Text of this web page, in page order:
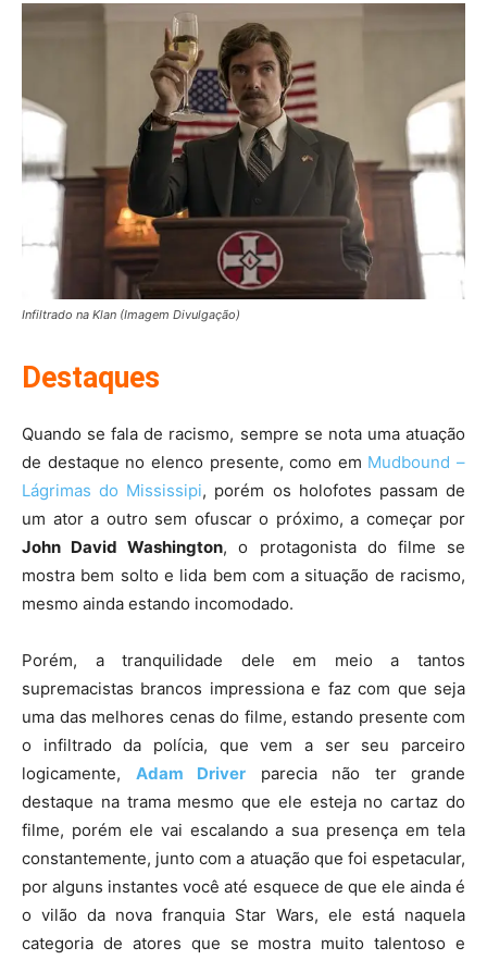
Infiltrado na Klan (Imagem Divulgação)
Destaques
Quando se fala de racismo, sempre se nota uma atuação
de destaque no elenco presente, como em Mudbound –
Lágrimas do Mississipi, porém os holofotes passam de
um ator a outro sem ofuscar o próximo, a começar por
John David Washington, o protagonista do filme se
mostra bem solto e lida bem com a situação de racismo,
mesmo ainda estando incomodado.
Porém, a tranquilidade dele em meio a tantos
supremacistas brancos impressiona e faz com que seja
uma das melhores cenas do filme, estando presente com
o infiltrado da polícia, que vem a ser seu parceiro
logicamente, Adam Driver parecia não ter grande
destaque na trama mesmo que ele esteja no cartaz do
filme, porém ele vai escalando a sua presença em tela
constantemente, junto com a atuação que foi espetacular,
por alguns instantes você até esquece de que ele ainda é
o vilão da nova franquia Star Wars, ele está naquela
categoria de atores que se mostra muito talentoso e